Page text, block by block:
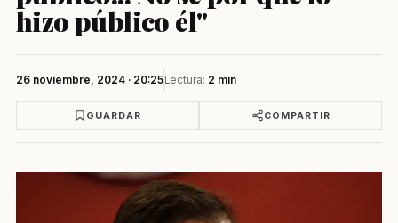
hizo público él"
26 noviembre, 2024 · 20:25Lectura: 2 min
GUARDAR COMPARTIR